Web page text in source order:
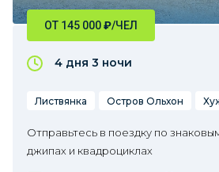
ОТ 145 000₽/ЧЕЛ
4 дня 3 ночи
Листвянка Остров Ольхон
Отправьтесь в поездку по
джипах и квадроциклах